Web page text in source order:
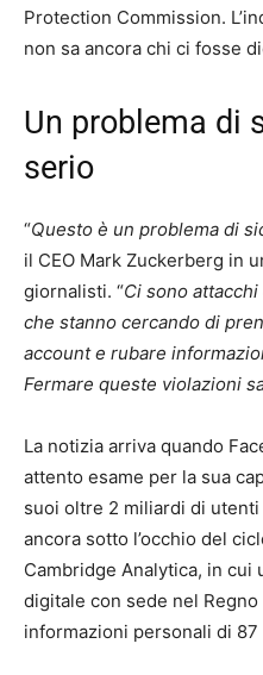
Protection Commission.
non sa ancora chi ci fosse
Un problema di
serio
“Questo è un problema di
il CEO Mark Zuckerberg in
giornalisti. “Ci sono
che stanno cercando di
account e rubare
Fermare queste violazioni
La notizia arriva quando
attento esame per la sua
suoi oltre 2 miliardi di
ancora sotto l’occhio del
Cambridge Analytica, in cui
digitale con sede nel
informazioni personali di